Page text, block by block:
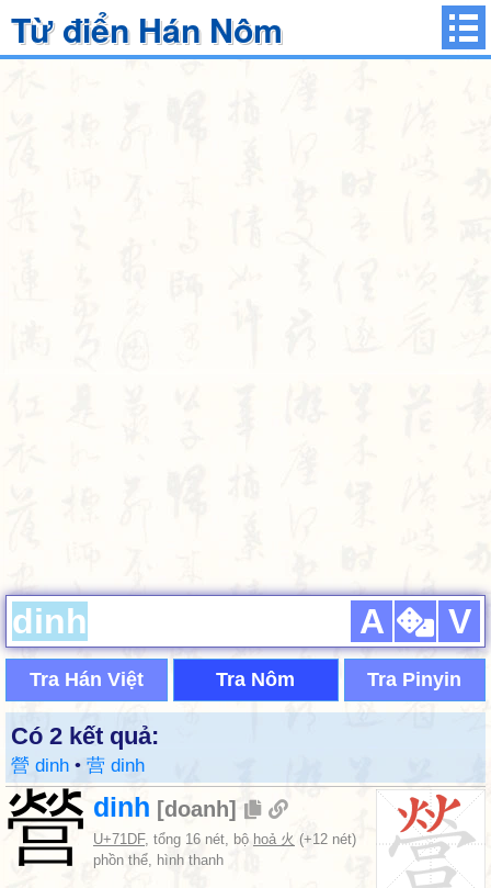
Từ điển Hán Nôm
A V
Tra Hán Việt Tra Nôm Tra Pinyin
Có 2 kết quả:
營 dinh • 营 dinh
營 dinh [doanh]
U+71DF, tổng 16 nét, bộ hoả 火 (+12 nét)
phồn thể, hình thanh